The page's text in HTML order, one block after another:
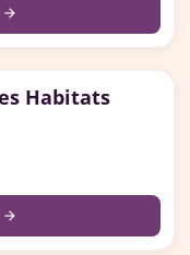
arrow_forward
Habitats
arrow_forward